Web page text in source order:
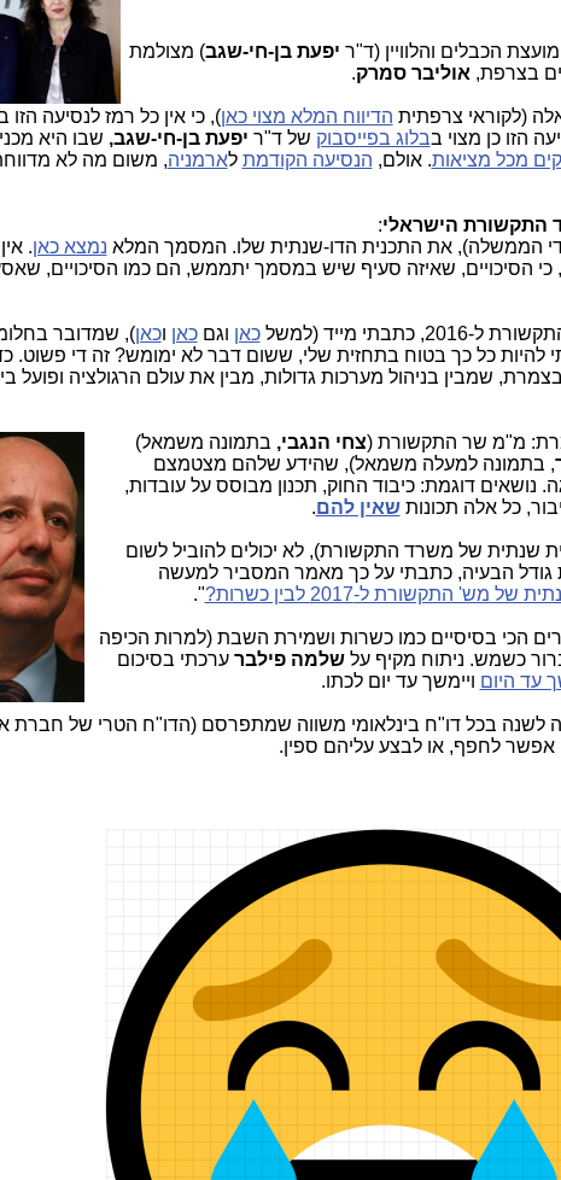
הכבלים והלוויין (ד"ר יפעת בן-חי-שגב) מצולמת
בצרפת, אוליבר סמרק.
(לקוראי צרפתית הדיווח המלא מצוי כאן), כי אין כל רמז לנסיעה
הזו כן מצוי בבלוג בפייסבוק של ד"ר יפעת בן-חי-שגב, שבו היא
מכל מציאות. אולם, הנסיעה הקודמת לארמניה, משום מה לא
:
הממשלה), את התכנית הדו-שנתית שלו. המסמך המלא נמצא כאן.
הסיכויים, שאיזה סעיף שיש במסמך יתממש, הם כמו הסיכויים,
מייד (למשל כאן וגםכאן וכאן), שמדובר
להיות כל כך בטוח בתחזית שלי, ששום דבר לא ימומש? זה די פשוט.
שמבין בניהול מערכות גדולות, מבין את עולם הרגולציה ופועל
מ"מ שר התקשורת (צחי הנגבי, בתמונה משמאל)
, בתמונה למעלה משמאל), שהידע שלהם מצטמצם
נושאים דוגמת: כיבוד החוק, תכנון מבוסס על עובדות,
כל אלה תכונותשאין להם.
שנתית של משרד התקשורת), לא יכולים להוביל לשום
גודל הבעיה, כתבתי על כך מאמר המסביר למעשה
התקשורת ל-2017 לבין כשרות? ".
הכי בסיסיים כמו כשרות ושמירת השבת (למרות הכיפה
כשמש. ניתוח מקיף עלשלמה פילבר ערכתי בסיכום
עד היום ויימשך עד יום לכתו.
לשנה בכל דו"ח בינלאומי משווה שמתפרסם (הדו"ח הטרי של חברת
אפשר לחפף, או לבצע עליהם ספין.